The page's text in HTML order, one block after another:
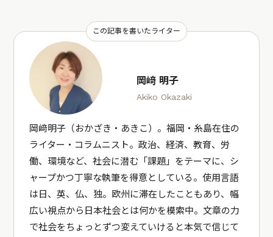
この記事を書いたライター
岡﨑 明子
Akiko Okazaki
岡﨑明子（おかざき・あきこ）。福岡・糸島在住の
ライター・コラムニスト。政治、経済、教育、労
働、環境など、社会に潜む「課題」をテーマに、シ
ャープかつ丁寧な執筆を得意としている。使用言語
は日、英、仏、独。欧州に滞在したこともあり、幅
広い視点から日本社会とは何かを模索中。文章の力
で社会をちょっとずつ変えていけると本気で信じて